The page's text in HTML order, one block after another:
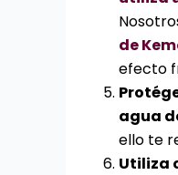
de
efecto
agua
ello te
Utiliza